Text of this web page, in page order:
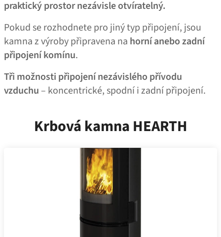
praktický prostor nezávisle otvíratelný.
Pokud se rozhodnete pro jiný typ připojení, jsou
kamna z výroby připravena na horní anebo zadní
připojení komínu.
Tři možnosti připojení nezávislého přívodu
vzduchu – koncentrické, spodní i zadní připojení.
Krbová kamna HEARTH